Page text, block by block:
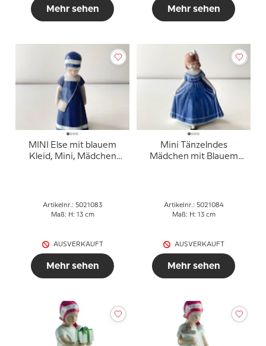
Mehr sehen Mehr sehen
MINI Else mit blauem
Kleid, Mini, Mädchen
Artikelnr.: 5021083
Maß: H: 13 cm
AUSVERKAUFT
Mehr sehen
Mini Tänzelndes
Mädchen mit Blauem
Kleid, Royal
Copenhagen Figur Nr.
Artikelnr.: 5021084
Maß: H: 13 cm
AUSVERKAUFT
Mehr sehen